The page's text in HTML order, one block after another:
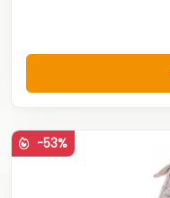
-53%